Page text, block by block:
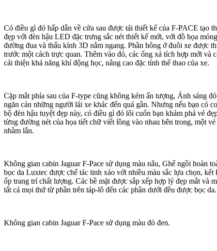
Có điều gì đó hấp dẫn về cửa sau được tái thiết kế của F-PACE tạo
đẹp với đèn hậu LED đặc trưng sắc nét thiết kế mới, với đồ họa
đường đua và thấu kính 3D nằm ngang. Phần hông ở đuôi xe được
trước một cách trực quan. Thêm vào đó, các ống xả tích hợp mới và
cải thiện khả năng khí động học, nâng cao đặc tính thể thao của xe.
Cặp mắt phía sau của F-type cũng không kém ấn tượng, Ánh sáng
ngăn cản những người lái xe khác đến quá gần. Nhưng nếu bạn có
bộ đèn hậu tuyệt đẹp này, có điều gì đó lôi cuốn bạn khám phá vẻ
từng đường nét của họa tiết chữ viết lồng vào nhau bên trong, một
nhầm lẫn.
Không gian cabin Jaguar F-Pace sử dụng màu nâu, Ghế ngồi hoàn
bọc da Luxtec được chế tác tinh xảo với nhiều màu sắc lựa chọn, kết
ốp trang trí chất lượng. Các bề mặt được sắp xếp hợp lý đẹp mắt và
tất cả mọi thứ từ phần trên táp-lô đến các phần dưới đều được bọc da.
Không gian cabin Jaguar F-Pace sử dụng màu đỏ đen.